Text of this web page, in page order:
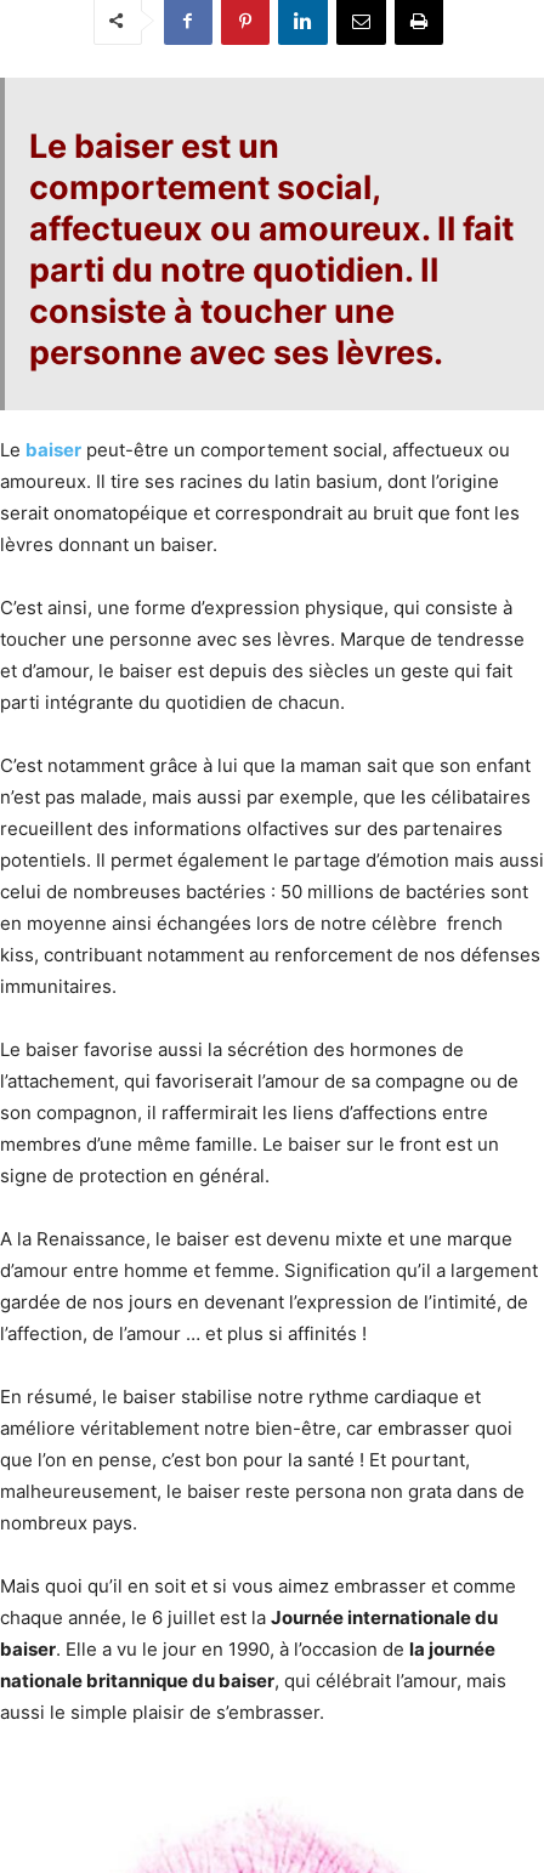
Le baiser est un
comportement social,
affectueux ou amoureux. Il fait
parti du notre quotidien. Il
consiste à toucher une
personne avec ses lèvres.
Le baiser peut-être un comportement social, affectueux ou
amoureux. Il tire ses racines du latin basium, dont l’origine
serait onomatopéique et correspondrait au bruit que font les
lèvres donnant un baiser.
C’est ainsi, une forme d’expression physique, qui consiste à
toucher une personne avec ses lèvres. Marque de tendresse
et d’amour, le baiser est depuis des siècles un geste qui fait
parti intégrante du quotidien de chacun.
C’est notamment grâce à lui que la maman sait que son enfant
n’est pas malade, mais aussi par exemple, que les célibataires
recueillent des informations olfactives sur des partenaires
potentiels. Il permet également le partage d’émotion mais aussi
celui de nombreuses bactéries : 50 millions de bactéries sont
en moyenne ainsi échangées lors de notre célèbre french
kiss, contribuant notamment au renforcement de nos défenses
immunitaires.
Le baiser favorise aussi la sécrétion des hormones de
l’attachement, qui favoriserait l’amour de sa compagne ou de
son compagnon, il raffermirait les liens d’affections entre
membres d’une même famille. Le baiser sur le front est un
signe de protection en général.
A la Renaissance, le baiser est devenu mixte et une marque
d’amour entre homme et femme. Signification qu’il a largement
gardée de nos jours en devenant l’expression de l’intimité, de
l’affection, de l’amour … et plus si affinités !
En résumé, le baiser stabilise notre rythme cardiaque et
améliore véritablement notre bien-être, car embrasser quoi
que l’on en pense, c’est bon pour la santé ! Et pourtant,
malheureusement, le baiser reste persona non grata dans de
nombreux pays.
Mais quoi qu’il en soit et si vous aimez embrasser et comme
chaque année, le 6 juillet est la Journée internationale du
baiser. Elle a vu le jour en 1990, à l’occasion de la journée
nationale britannique du baiser, qui célébrait l’amour, mais
aussi le simple plaisir de s’embrasser.